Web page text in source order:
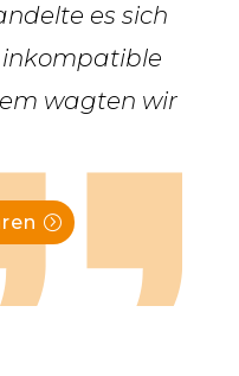
es sich
wagten wir